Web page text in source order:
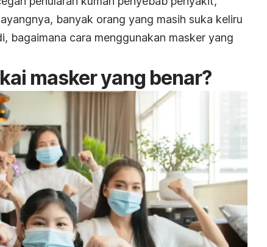
banyak orang yang masih suka keliru
bagaimana cara menggunakan masker yang
masker yang benar?